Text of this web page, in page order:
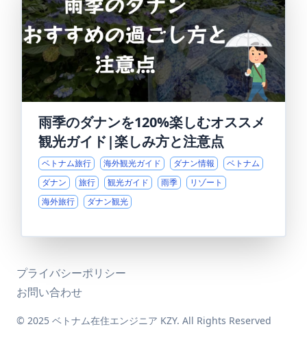
雨季のダナンを120%楽しむオススメ
観光ガイド|楽しみ方と注意点
ベトナム旅行 海外観光ガイド ダナン情報
ベトナム
ダナン
旅行 観光ガイド 雨季
リゾート
海外旅行
ダナン観光
プライバシーポリシー
お問い合わせ
© 2025 ベトナム在住エンジニア KZY. All Rights Reserved